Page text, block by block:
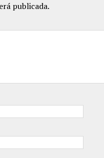
publicada.